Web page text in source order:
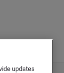
updates